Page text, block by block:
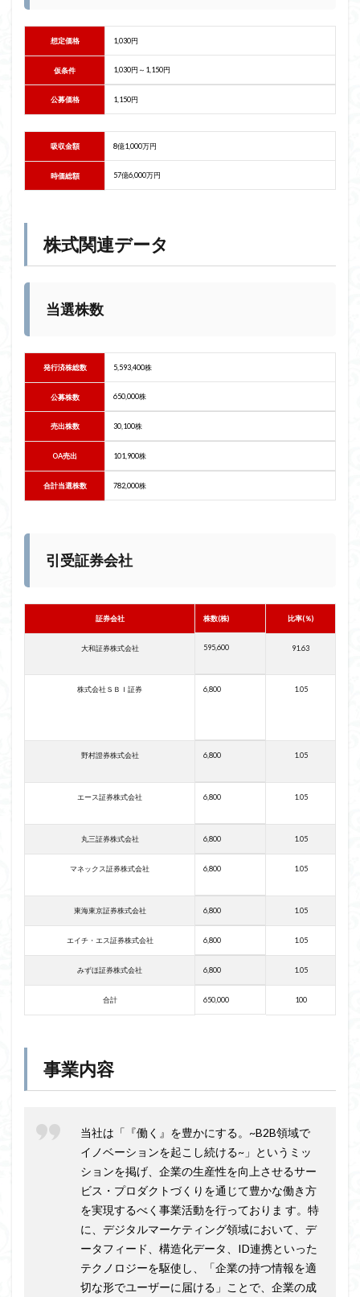
想定価格 1,030円
仮条件 1,030円～1,150円
公募価格 1,150円
吸収金額 8億1,000万円
時価総額 57億6,000万円
株式関連データ
当選株数
発行済株総数 5,593,400株
公募株数 650,000株
売出株数 30,100株
OA売出 101,900株
合計当選株数 782,000株
引受証券会社
証券会社 株数(株) 比率(％)
大和証券株式会社 595,600 91.63
株式会社ＳＢＩ証券 6,800 1.05
野村證券株式会社 6,800 1.05
エース証券株式会社 6,800 1.05
丸三証券株式会社 6,800 1.05
マネックス証券株式会社 6,800 1.05
東海東京証券株式会社 6,800 1.05
エイチ・エス証券株式会社 6,800 1.05
みずほ証券株式会社 6,800 1.05
合計 650,000 100
事業内容
当社は「『働く』を豊かにする。~B2B領域で
イノベーションを起こし続ける~」というミッ
ションを掲げ、企業の生産性を向上させるサー
ビス・プロダクトづくりを通じて豊かな働き方
を実現するべく事業活動を行っておりま す。特
に、デジタルマーケティング領域において、デ
ータフィード、構造化データ、ID連携といった
テクノロジーを駆使し、「企業の持つ情報を適
切な形でユーザーに届ける」ことで、企業の成